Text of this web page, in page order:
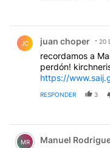
JC juan choper 20
recordamos a
perdón!
https://
RESPONDER 3
Comentario de
MR Manuel